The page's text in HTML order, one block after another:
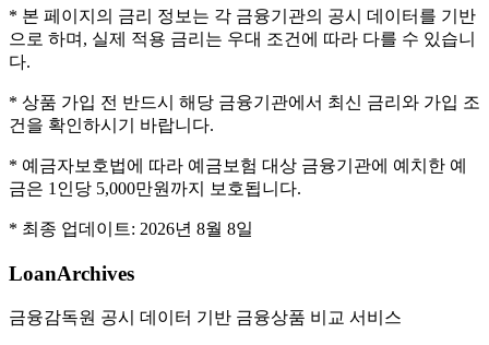
* 본 페이지의 금리 정보는 각 금융기관의 공시 데이터를 기반
으로 하며, 실제 적용 금리는 우대 조건에 따라 다를 수 있습니
다.
* 상품 가입 전 반드시 해당 금융기관에서 최신 금리와 가입 조
건을 확인하시기 바랍니다.
* 예금자보호법에 따라 예금보험 대상 금융기관에 예치한 예
금은 1인당 5,000만원까지 보호됩니다.
* 최종 업데이트: 2026년 8월 8일
LoanArchives
금융감독원 공시 데이터 기반 금융상품 비교 서비스